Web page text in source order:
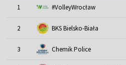
1 #VolleyWrocław
2 BKS Bielsko-Biała
3 Chemik Police